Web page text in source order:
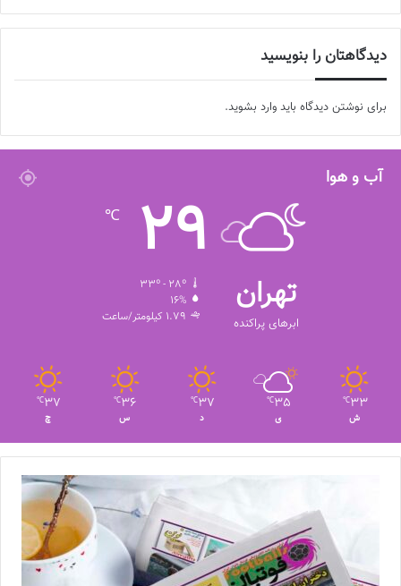
دیدگاهتان را بنویسید
برای نوشتن دیدگاه باید وارد بشوید.
آب و هوا
تهران
ابرهای پراکنده
29
℃
33º - 28º
16%
1.79 کیلومتر/ساعت
33
℃
ش
35
℃
ی
37
℃
د
36
℃
س
37
℃
چ